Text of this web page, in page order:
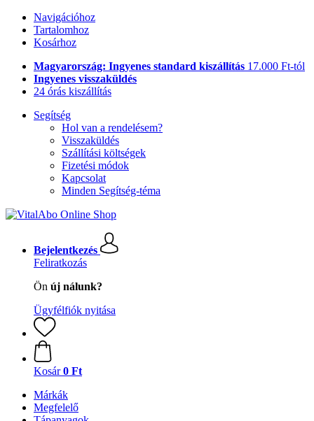
Navigációhoz
Tartalomhoz
Kosárhoz
Magyarország: Ingyenes standard kiszállítás 17.000 Ft-tól
Ingyenes visszaküldés
24 órás kiszállítás
Segítség
Hol van a rendelésem?
Visszaküldés
Szállítási költségek
Fizetési módok
Kapcsolat
Minden Segítség-téma
Bejelentkezés
Feliratkozás
Ön új nálunk?
Ügyfélfiók nyitása
Kosár 0 Ft
Márkák
Megfelelő